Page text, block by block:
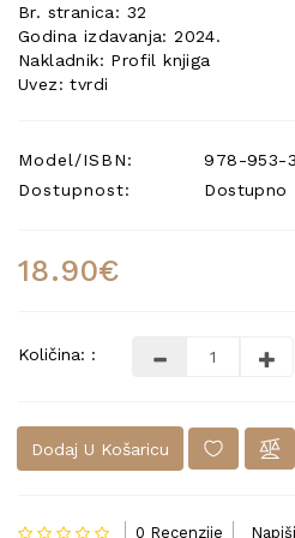
Br. stranica: 32
Godina izdavanja: 2024.
Nakladnik: Profil knjiga
Uvez: tvrdi
Model/ISBN:
978-953-
Dostupnost:
Dostupno
18.90€
Količina: :
Dodaj U Košaricu
0 Recenzije